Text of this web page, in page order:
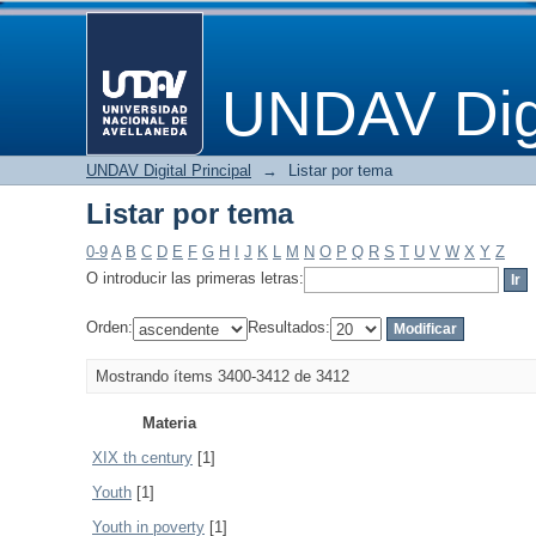
UNDAV
Listar por tema
UNDAV Digital Principal → Listar por tema
Listar por tema
0-9 A B C D E F G H J K L M N O P Q R S T U V W X Y Z
O introducir las primeras letras:
Orden: Resultados:
Mostrando ítems 3400-3412 de 3412
Materia
XIX th century [1]
Youth [1]
Youth in poverty [1]